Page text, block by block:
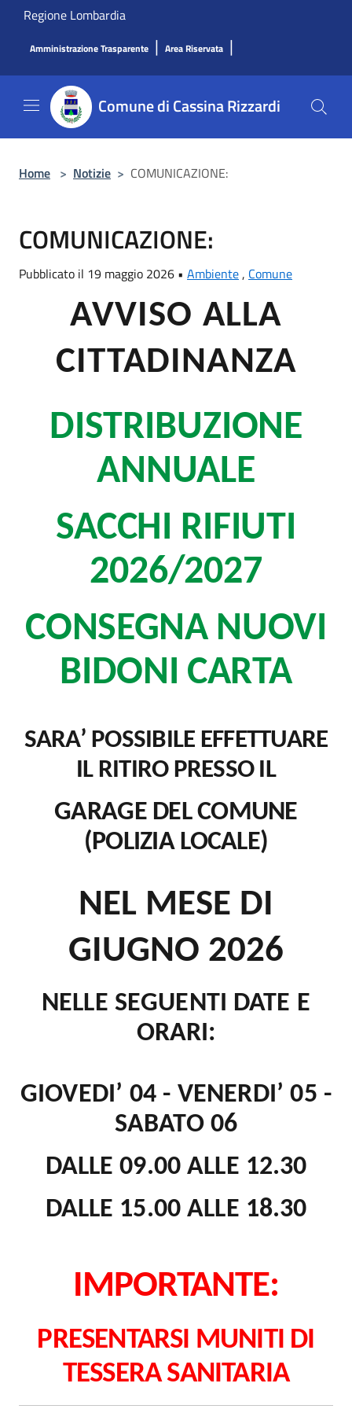
Salta al contenuto principale
Regione Lombardia
Amministrazione Trasparente | Area Riservata |
Comune di Cassina Rizzardi
Home > Notizie > COMUNICAZIONE:
COMUNICAZIONE:
Pubblicato il 19 maggio 2026 • Ambiente, Comune
AVVISO ALLA
CITTADINANZA
DISTRIBUZIONE
ANNUALE
SACCHI RIFIUTI
2026/2027
CONSEGNA NUOVI
BIDONI CARTA
SARA’ POSSIBILE EFFETTUARE
IL RITIRO PRESSO IL
GARAGE DEL COMUNE
(POLIZIA LOCALE)
NEL MESE DI
GIUGNO 2026
NELLE SEGUENTI DATE E
ORARI:
GIOVEDI’ 04 - VENERDI’ 05 -
SABATO 06
DALLE 09.00 ALLE 12.30
DALLE 15.00 ALLE 18.30
IMPORTANTE:
PRESENTARSI MUNITI DI
TESSERA SANITARIA